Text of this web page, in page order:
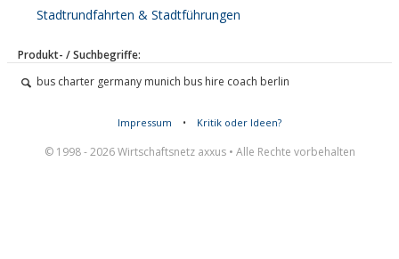
Stadtrundfahrten & Stadtführungen
Produkt- / Suchbegriffe:
bus charter germany munich bus hire coach berlin
Impressum • Kritik oder Ideen?
© 1998 - 2026 Wirtschaftsnetz axxus • Alle Rechte vorbehalten